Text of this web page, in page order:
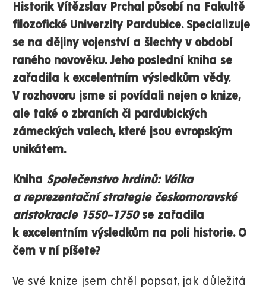
Historik Vítězslav Prchal působí na Fakultě
filozofické Univerzity Pardubice. Specializuje
se na dějiny vojenství a šlechty v období
raného novověku. Jeho poslední kniha se
zařadila k excelentním výsledkům vědy.
V rozhovoru jsme si povídali nejen o knize,
ale také o zbraních či pardubických
zámeckých valech, které jsou evropským
unikátem.
Kniha Společenstvo hrdinů: Válka
a reprezentační strategie českomoravské
aristokracie 1550–1750se zařadila
k excelentním výsledkům na poli historie. O
čem v ní píšete?
Ve své knize jsem chtěl popsat, jak důležitá